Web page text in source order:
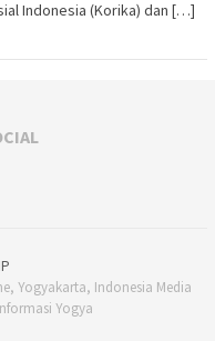
Indonesia (Korika) dan […]
Yogyakarta, Indonesia Media
Yogya